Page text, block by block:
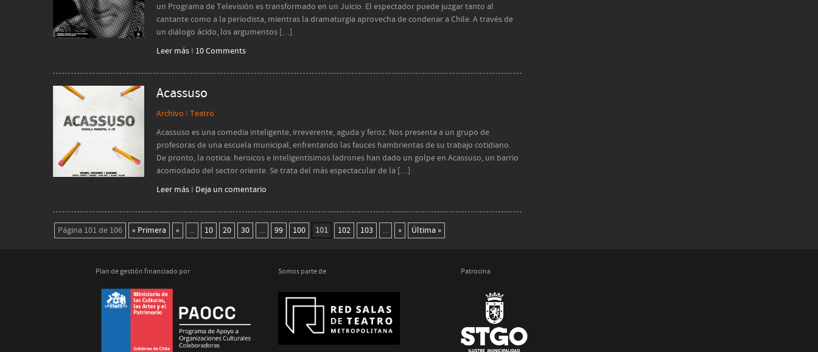
un Programa de Televisión es transformado en un Juicio. El espectador puede juzgar tanto al
cantante como a la periodista, mientras la dramaturgia aprovecha de condenar a Chile. A través de
un diálogo ácido, los argumentos […]
Leer más I 10 Comments
Acassuso
Archivo I Teatro
Acassuso es una comedia inteligente, irreverente, aguda y feroz. Nos presenta a un grupo de
profesoras de una escuela municipal, enfrentando las fauces hambrientas de su trabajo cotidiano.
De pronto, la noticia: heroicos e inteligentísimos ladrones han dado un golpe en Acassuso, un barrio
acomodado del sector oriente. Se trata del más espectacular de la […]
Leer más I Deja un comentario
Página 101 de 106 « Primera « ... 10 20 30 ... 99 100 101 102 103 ... » Última »
Plan de gestión financiado por Somos parte de Patrocina